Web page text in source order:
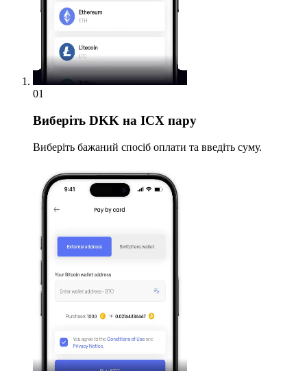
01
Виберіть DKK на ICX пару
Виберіть бажаний спосіб оплати та введіть суму.